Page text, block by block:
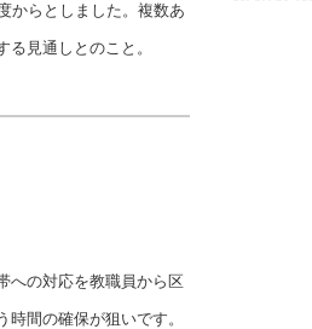
からとしました。複数あ
見通しとのこと。
への対応を教職員から区
間の確保が狙いです。